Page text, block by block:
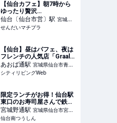
【仙台カフェ】朝7時から
ゆったり贅沢
♡『Darestore Coffee
Roastery』で大人のモーニ
ング時間〜青葉区花京院〜
仙台〔仙台市営〕駅 宮城県
仙台市青葉区
せんだいマチプラ
【仙台】昼はパフェ、夜は
フレンチの人気店「Graal」
で至福の時間｜シティリビ
ングWeb
あおば通駅 宮城県仙台市青葉
区
シティリビングWeb
限定ランチがお得！仙台駅
東口のお寿司屋さんで鉄火
丼880円
宮城野通駅 宮城県仙台市宮城
野区
仙台南つうしん